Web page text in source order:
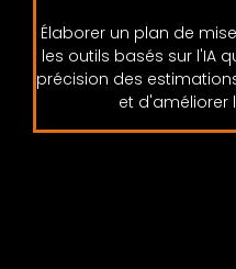
Élaborer un plan de
les outils basés sur l'IA
précision des
et d'améliorer